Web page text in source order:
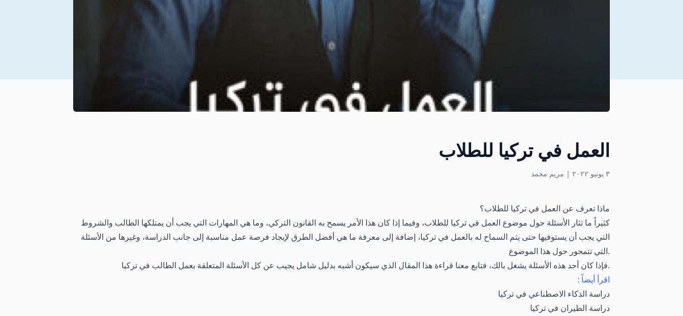
العمل في تركيا للطلاب
٣ يونيو ٢٠٢٢ | مريم محمد
ماذا تعرف عن العمل في تركيا للطلاب؟
كثيراً ما تثار الأسئلة حول موضوع العمل في تركيا للطلاب، وفيما إذا كان هذا الأمر يسمح به القانون التركي، وما هي المهارات التي يجب أن يمتلكها الطالب والشروط
التي يجب أن يستوفيها حتى يتم السماح له بالعمل في تركيا، إضافة إلى معرفة ما هي أفضل الطرق لإيجاد فرصة عمل مناسبة إلى جانب الدراسة، وغيرها من الأسئلة
التي تتمحور حول هذا الموضوع.
فإذا كان أحد هذه الأسئلة يشغل بالك، فتابع معنا قراءة هذا المقال الذي سيكون أشبه بدليل شامل يجيب عن كل الأسئلة المتعلقة بعمل الطالب في تركيا.
اقرأ أيضاً :
دراسة الذكاء الاصطناعي في تركيا
دراسة الطيران في تركيا